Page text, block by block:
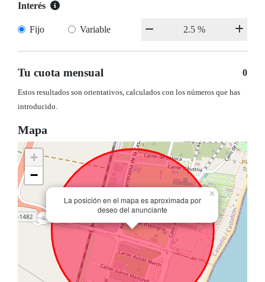
Interés
Fijo Variable
Tu cuota mensual 0
Estos resultados son orientativos, calculados con los números que has
introducido.
Mapa
La posición en el mapa es aproximada por
deseo del anunciante
×
+
−